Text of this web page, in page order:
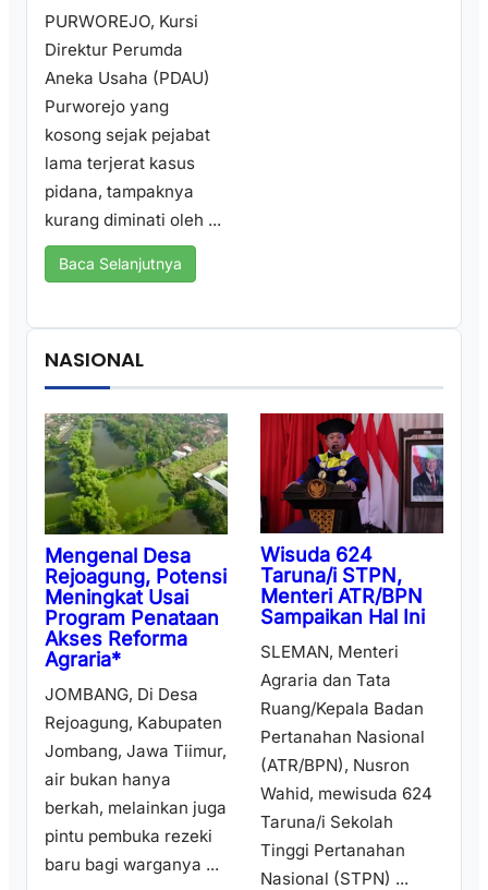
PURWOREJO, Kursi
Direktur Perumda
Aneka Usaha (PDAU)
Purworejo yang
kosong sejak pejabat
lama terjerat kasus
pidana, tampaknya
kurang diminati oleh ...
Baca Selanjutnya
NASIONAL
Mengenal Desa
Rejoagung, Potensi
Meningkat Usai
Program Penataan
Akses Reforma
Agraria*
JOMBANG, Di Desa
Rejoagung, Kabupaten
Jombang, Jawa Tiimur,
air bukan hanya
berkah, melainkan juga
pintu pembuka rezeki
baru bagi warganya ...
Wisuda 624
Taruna/i STPN,
Menteri ATR/BPN
Sampaikan Hal Ini
SLEMAN, Menteri
Agraria dan Tata
Ruang/Kepala Badan
Pertanahan Nasional
(ATR/BPN), Nusron
Wahid, mewisuda 624
Taruna/i Sekolah
Tinggi Pertanahan
Nasional (STPN) ...